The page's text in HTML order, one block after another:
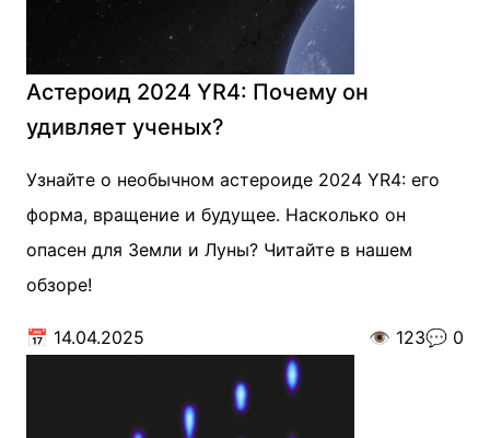
Астероид 2024 YR4: Почему он
удивляет ученых?
Узнайте о необычном астероиде 2024 YR4: его
форма, вращение и будущее. Насколько он
опасен для Земли и Луны? Читайте в нашем
обзоре!
📅 14.04.2025 👁️ 123💬 0